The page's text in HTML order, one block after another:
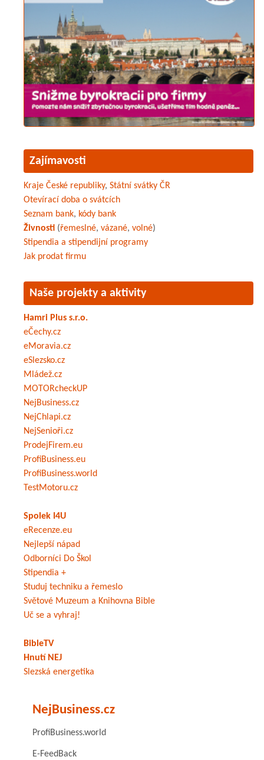
Zajímavosti
Kraje České republiky, Státní svátky ČR
Otevírací doba o svátcích
Seznam bank, kódy bank
Živnosti (řemeslné, vázané, volné)
Stipendia a stipendijní programy
Jak prodat firmu
Naše projekty a aktivity
Hamri Plus s.r.o.
eČechy.cz
eMoravia.cz
eSlezsko.cz
Mládež.cz
MOTORcheckUP
NejBusiness.cz
NejChlapi.cz
NejSenioři.cz
ProdejFirem.eu
ProfiBusiness.eu
ProfiBusiness.world
TestMotoru.cz
Spolek I4U
eRecenze.eu
Nejlepší nápad
Odborníci Do Škol
Stipendia +
Studuj techniku a řemeslo
Světové Muzeum a Knihovna Bible
Uč se a vyhraj!
BibleTV
Hnutí NEJ
Slezská energetika
NejBusiness.cz
ProfiBusiness.world
E-FeedBack